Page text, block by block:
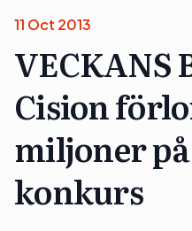
11 Oct 2013
VECKANS
Cision
miljoner
konkurs